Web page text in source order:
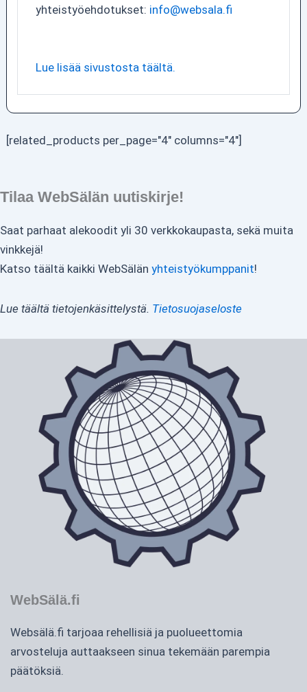
yhteistyöehdotukset: info@websala.fi
Lue lisää sivustosta täältä.
[related_products per_page="4" columns="4"]
Tilaa WebSälän uutiskirje!
Saat parhaat alekoodit yli 30 verkkokaupasta, sekä muita
vinkkejä!
Katso täältä kaikki WebSälän yhteistyökumppanit!
Lue täältä tietojenkäsittelystä. Tietosuojaseloste
WebSälä.fi
Websälä.fi tarjoaa rehellisiä ja puolueettomia
arvosteluja auttaakseen sinua tekemään parempia
päätöksiä.